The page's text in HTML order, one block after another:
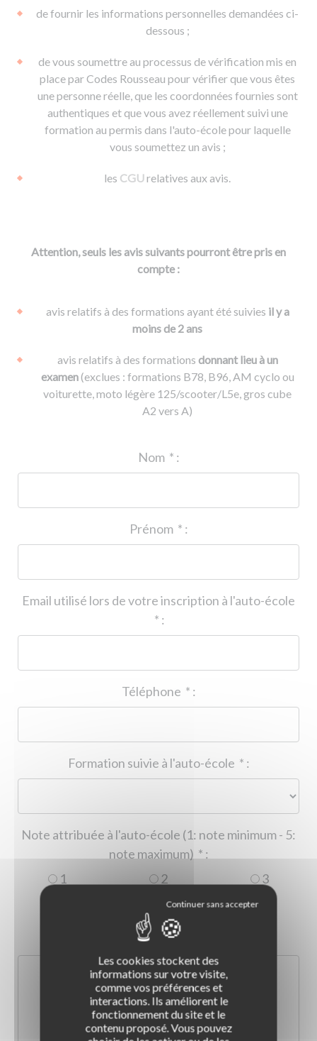
de fournir les informations personnelles demandées ci-
dessous ;
de vous soumettre au processus de vérification mis en
place par Codes Rousseau pour vérifier que vous êtes
une personne réelle, que les coordonnées fournies sont
authentiques et que vous avez réellement suivi une
formation au permis dans l'auto-école pour laquelle
vous soumettez un avis ;
les CGUrelatives aux avis.
Attention, seuls les avis suivants pourront être pris en
compte :
avis relatifs à des formations ayant été suivies il y a
moins de 2 ans
avis relatifs à des formations donnant lieu à un
examen(exclues : formations B78, B96, AM cyclo ou
voiturette, moto légère 125/scooter/L5e, gros cube
A2 vers A)
* :
* :
Email utilisé lors de votre inscription à l'auto-école
* :
* :
* :
Note attribuée à l'auto-école (1: note minimum - 5:
* :
1
2
3
5
Les cookies stockent des
informations sur votre visite,
comme vos préférences et
interactions. Ils améliorent le
fonctionnement du site et le
contenu proposé. Vous pouvez